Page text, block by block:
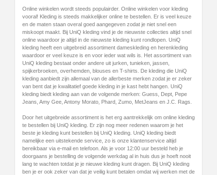
Online winkelen wordt steeds populairder. Online winkelen voor kleding
vooral! Kleding is steeds makkelijker online te bestellen. Er is veel keuze
en de maten staan overal goed aangegeven zodat je niet snel een
miskoopt maakt. Bij UniQ kleding vind je de nieuwste collecties altijd snel
online waardoor je altijd in de nieuwste kleding kunt rondlopen. UniQ
kleding heeft een uitgebreid assortiment dameskleding en herenkleding
waardoor er veel keuze is en voor ieder wat wils is. Het assortiment van
UniQ kleding bestaat onder andere uit jurken, tunieken, jassen,
spijkerbroeken, overhemden, blouses en T-shirts. De kleding die UniQ
kleding aanbiedt zijn allemaal van de allerbeste merken zodat je er zeker
van bent dat je kwalitatief goede kleding in je kast hebt hangen. UniQ
kleding biedt kleding aan van de volgende merken: Guess, Dept, Pepe
Jeans, Amy Gee, Antony Morato, Phard, Zumo, MetJeans en J.C. Rags.
Door het uitgebreide assortiment is het erg aantrekkelijk om online kleding
te bestellen bij UniQ kleding. Er zijn nog meer redenen waarom je het
beste je kleding kunt bestellen bij UniQ kleding. UniQ kleding biedt
namelijke een uitstekende service, zo is onze klantenservice altijd
bereikbaar via e-mail en telefoon. Als je voor 12:00 uur besteld heb je
doorgaans je bestelling de volgende werkdag al in huis dus je hoeft nooit
lang te wachten totdat je je nieuwe kleding kunt dragen. Bij UniQ kleding
ben je er ook zeker van dat je veilig kunt betalen omdat wij werken met de